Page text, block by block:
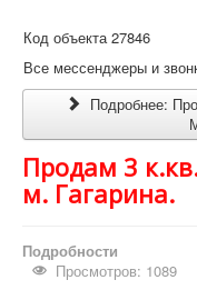
Код объекта 27846
Все мессенджеры и
Подробнее:
Продам 3
м. Гагарина.
Подробности
Просмотров: 1089